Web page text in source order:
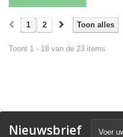
Toon alles
1 2
Toont 1 - 18 van de 23 items
Nieuwsbrief